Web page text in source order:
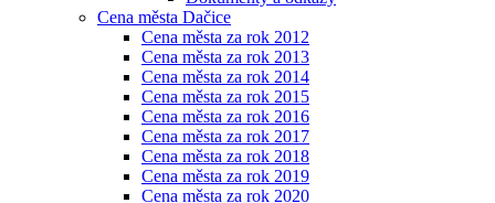
Cena města Dačice
Cena města za rok 2012
Cena města za rok 2013
Cena města za rok 2014
Cena města za rok 2015
Cena města za rok 2016
Cena města za rok 2017
Cena města za rok 2018
Cena města za rok 2019
Cena města za rok 2020